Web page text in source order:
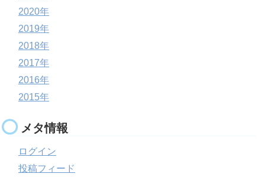
2020年
2019年
2018年
2017年
2016年
2015年
メタ情報
ログイン
投稿フィード